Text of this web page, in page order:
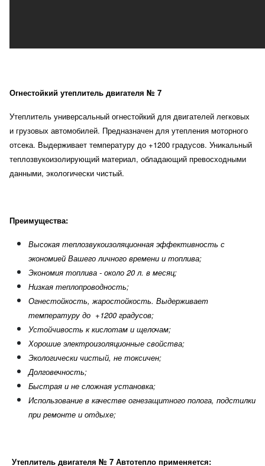
Огнестойкий утеплитель двигателя № 7
Утеплитель универсальный огнестойкий для двигателей легковых
и грузовых автомобилей. Предназначен для утепления моторного
отсека. Выдерживает температуру до +1200 градусов. Уникальный
теплозвукоизолирующий материал, обладающий превосходными
данными, экологически чистый.
Преимущества:
Высокая теплозвукоизоляционная эффективность с
экономией Вашего личного времени и топлива;
Экономия топлива - около 20 л. в месяц;
Низкая теплопроводность;
Огнестойкость, жаростойкость. Выдерживает
температуру до +1200 градусов;
Устойчивость к кислотам и щелочам;
Хорошие электроизоляционные свойства;
Экологически чистый, не токсичен;
Долговечность;
Быстрая и не сложная установка;
Использование в качестве огнезащитного полога, подстилки
при ремонте и отдыхе;
Утеплитель двигателя № 7 Автотепло применяется: